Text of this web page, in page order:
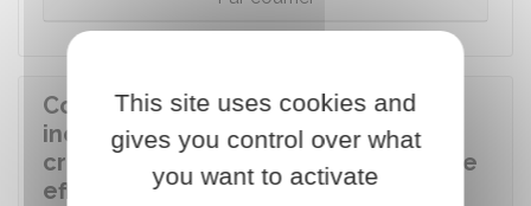
Comment l'inscription au fichier des
incidents de remboursement des
crédits aux particuliers (FICP) est-elle
effacée ?
This site uses cookies and
gives you control over what
you want to activate